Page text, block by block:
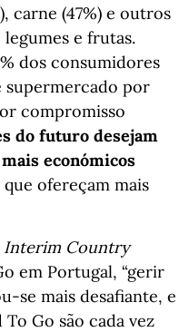
carne (47%) e outros
e frutas.
dos consumidores
supermercado por
compromisso
do futuro desejam
económicos
que ofereçam mais
Interim Country
em Portugal, “gerir
se mais desafiante, e
Go são cada vez